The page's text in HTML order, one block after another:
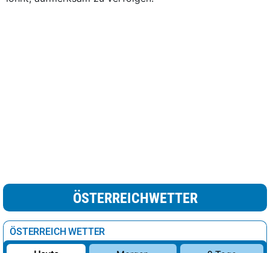
ÖSTERREICHWETTER
ÖSTERREICH WETTER